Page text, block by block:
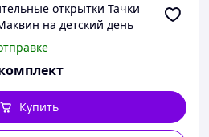
открытки Тачки
на детский день
10 шт
Купить